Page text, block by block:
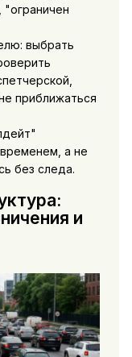
выбрать
приближаться
а не
без следа.
и